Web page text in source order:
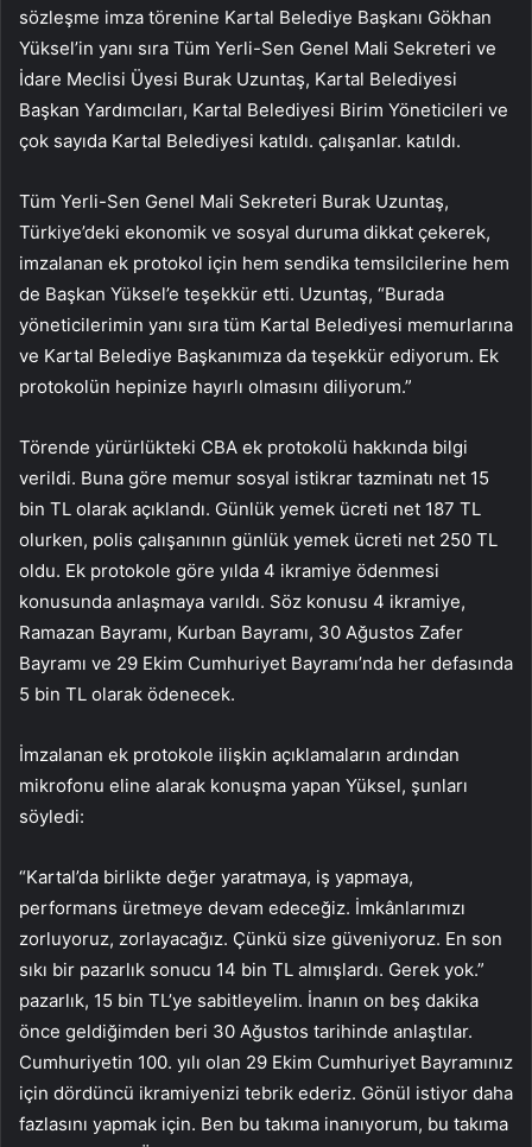
sözleşme imza törenine Kartal Belediye Başkanı Gökhan
Yüksel’in yanı sıra Tüm Yerli-Sen Genel Mali Sekreteri ve
İdare Meclisi Üyesi Burak Uzuntaş, Kartal Belediyesi
Başkan Yardımcıları, Kartal Belediyesi Birim Yöneticileri ve
çok sayıda Kartal Belediyesi katıldı. çalışanlar. katıldı.
Tüm Yerli-Sen Genel Mali Sekreteri Burak Uzuntaş,
Türkiye’deki ekonomik ve sosyal duruma dikkat çekerek,
imzalanan ek protokol için hem sendika temsilcilerine hem
de Başkan Yüksel’e teşekkür etti. Uzuntaş, “Burada
yöneticilerimin yanı sıra tüm Kartal Belediyesi memurlarına
ve Kartal Belediye Başkanımıza da teşekkür ediyorum. Ek
protokolün hepinize hayırlı olmasını diliyorum.”
Törende yürürlükteki CBA ek protokolü hakkında bilgi
verildi. Buna göre memur sosyal istikrar tazminatı net 15
bin TL olarak açıklandı. Günlük yemek ücreti net 187 TL
olurken, polis çalışanının günlük yemek ücreti net 250 TL
oldu. Ek protokole göre yılda 4 ikramiye ödenmesi
konusunda anlaşmaya varıldı. Söz konusu 4 ikramiye,
Ramazan Bayramı, Kurban Bayramı, 30 Ağustos Zafer
Bayramı ve 29 Ekim Cumhuriyet Bayramı’nda her defasında
5 bin TL olarak ödenecek.
İmzalanan ek protokole ilişkin açıklamaların ardından
mikrofonu eline alarak konuşma yapan Yüksel, şunları
söyledi:
“Kartal’da birlikte değer yaratmaya, iş yapmaya,
performans üretmeye devam edeceğiz. İmkânlarımızı
zorluyoruz, zorlayacağız. Çünkü size güveniyoruz. En son
sıkı bir pazarlık sonucu 14 bin TL almışlardı. Gerek yok.”
pazarlık, 15 bin TL’ye sabitleyelim. İnanın on beş dakika
önce geldiğimden beri 30 Ağustos tarihinde anlaştılar.
Cumhuriyetin 100. yılı olan 29 Ekim Cumhuriyet Bayramınız
için dördüncü ikramiyenizi tebrik ederiz. Gönül istiyor daha
fazlasını yapmak için. Ben bu takıma inanıyorum, bu takıma